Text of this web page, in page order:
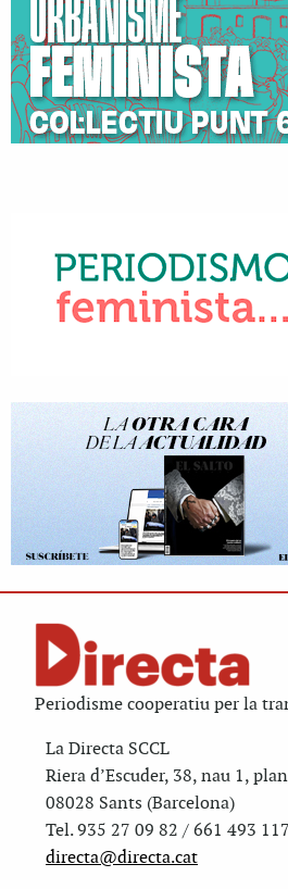
Periodisme cooperatiu per la
La Directa SCCL
Riera d’Escuder, 38, nau 1,
08028 Sants (Barcelona)
Tel. 935 27 09 82 / 661 493 117
directa@directa.cat